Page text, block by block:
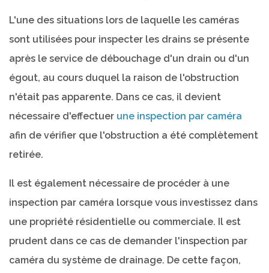
L'une des situations lors de laquelle les caméras
sont utilisées pour inspecter les drains se présente
après le service de débouchage d'un drain ou d'un
égout, au cours duquel la raison de l'obstruction
n'était pas apparente. Dans ce cas, il devient
nécessaire d'effectuer une inspection par caméra
afin de vérifier que l'obstruction a été complètement
retirée.
Il est également nécessaire de procéder à une
inspection par caméra lorsque vous investissez dans
une propriété résidentielle ou commerciale. Il est
prudent dans ce cas de demander l'inspection par
caméra du système de drainage. De cette façon,